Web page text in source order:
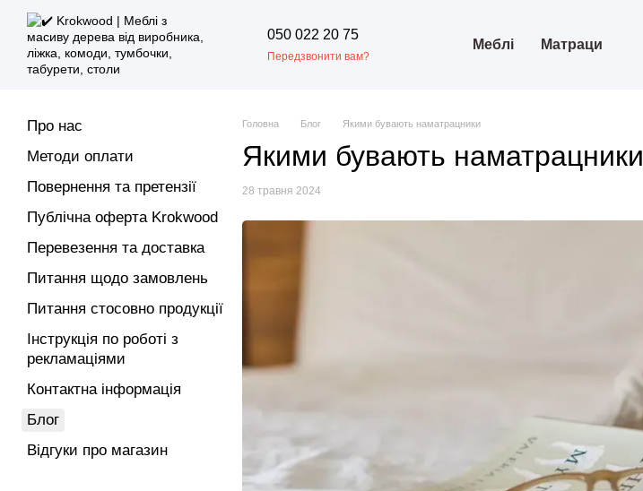
Перейти до основного контенту
050 022 20 75
Передзвонити вам?
Меблі Матраци
Головна Блог Якими бувають наматрацники
Якими бувають наматрацники
28 травня 2024
Про нас
Методи оплати
Повернення та претензії
Публічна оферта Krokwood
Перевезення та доставка
Питання щодо замовлень
Питання стосовно продукції
Інструкція по роботі з
рекламаціями
Контактна інформація
Блог
Відгуки про магазин